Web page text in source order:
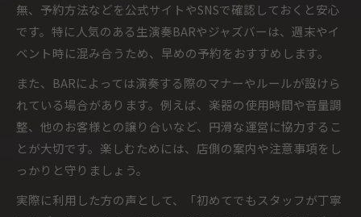
無、予約方法などを公式サイトやSNSで確認しておくと安心
です。特に人気のある生演奏BARやジャズバーは、週末やイ
ベント時に混み合うため、早めの予約をおすすめします。
また、BARによっては演奏する際のマナーやルールが設けら
れている場合があります。例えば、楽器の使用時間や音量調
整、他のお客様との譲り合いなど、円滑な運営に協力するこ
とが大切です。楽しむためには、店側の案内や注意事項をし
っかりと守りましょう。
実際に利用した方の声として、「初めてでもスタッフが丁寧